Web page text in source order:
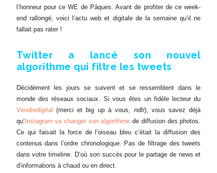
l’honneur pour ce WE de Pâques. Avant de profiter de ce week-
end rallongé, voici l’actu web et digitale de la semaine qu’il ne
fallait pas rater !
Twitter a lancé son nouvel
algorithme qui filtre les tweets
Décidément les jours se suivent et se ressemblent dans le
monde des réseaux sociaux. Si vous êtes un fidèle lecteur du
Vendredigital (merci et big up à vous, ndlr), vous savez déjà
qu’ Instagram va changer son algorithme de diffusion des photos.
Ce qui faisait la force de l’oiseau bleu c’était la diffusion des
contenus dans l’ordre chronologique. Pas de filtrage des tweets
dans votre timeline. D’où son succès pour le partage de news et
d’informations à chaud ou en direct.